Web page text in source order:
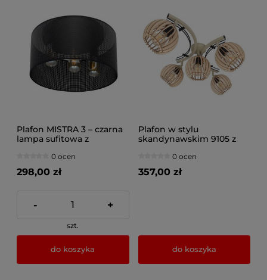
Plafon MISTRA 3 – czarna
lampa sufitowa z
0 ocen
298,00 zł
- +
szt.
do koszyka
Plafon w stylu
skandynawskim 9105 z
drewniane naturalne,
brązowe, czarne
0 ocen
357,00 zł
do koszyka